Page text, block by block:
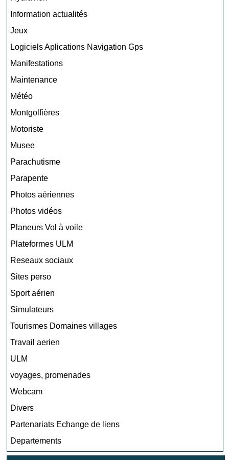
Information actualités
Jeux
Logiciels Aplications Navigation Gps
Manifestations
Maintenance
Météo
Montgolfières
Motoriste
Musee
Parachutisme
Parapente
Photos aériennes
Photos vidéos
Planeurs Vol à voile
Plateformes ULM
Reseaux sociaux
Sites perso
Sport aérien
Simulateurs
Tourismes Domaines villages
Travail aerien
ULM
voyages, promenades
Webcam
Divers
Partenariats Echange de liens
Departements